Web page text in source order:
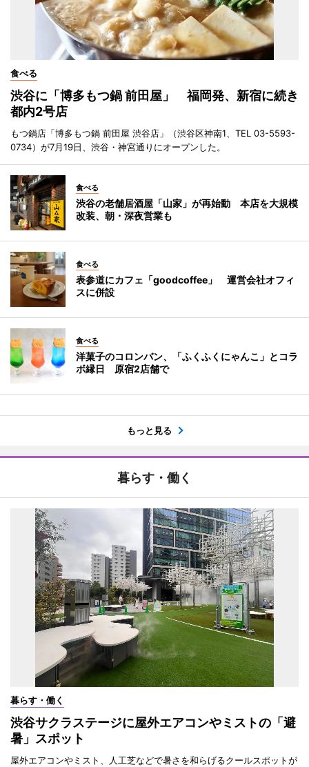
食べる
渋谷に「博多もつ鍋 前田屋」 福岡発、新宿に続き
都内2号店
もつ鍋店「博多もつ鍋 前田屋 渋谷店」（渋谷区神南1、TEL 03-5593-
0734）が7月19日、渋谷・神宮通りにオープンした。
食べる
渋谷の老舗居酒屋「山家」が再始動 本店を大規模
改装、朝・深夜営業も
食べる
表参道にカフェ「goodcoffee」 運営会社オフィ
スに併設
食べる
洋菓子のコロンバン、「ふくふくにゃんこ」とコラ
ボ縁日 原宿2店舗で
もっと見る
暮らす・働く
暮らす・働く
渋谷サクラステージに屋外エアコンやミストの「避
暑」スポット
屋外エアコンやミスト、人工芝などで暑さを和らげるクールスポットが